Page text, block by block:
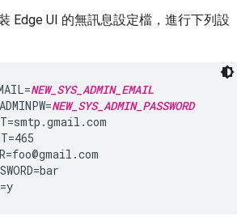
Edge UI 的無訊息設定檔，進行下列設
NEW_SYS_ADMIN_EMAIL
NEW_SYS_ADMIN_PASSWORD